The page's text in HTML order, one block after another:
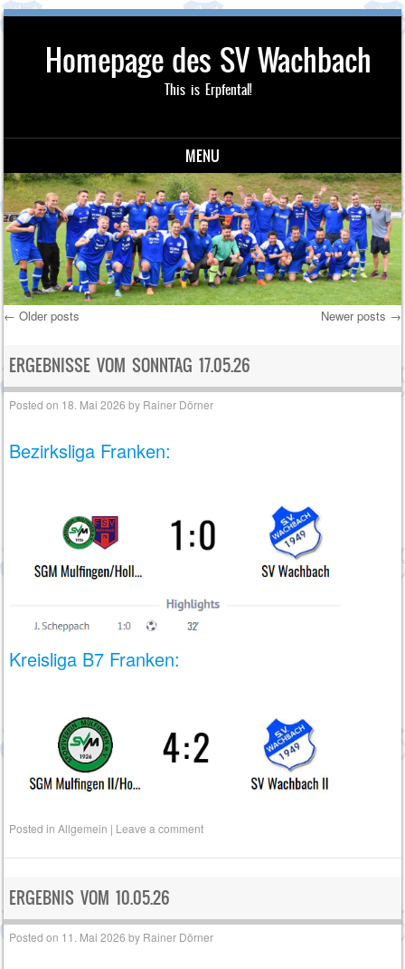
Homepage des SV Wachbach
This is Erpfental!
MENU
Skip to content
Post navigation
← Older posts Newer posts →
ERGEBNISSE VOM SONNTAG 17.05.26
Posted on 18. Mai 2026 by Rainer Dörner
Bezirksliga Franken:
Kreisliga B7 Franken:
Posted inAllgemein | Leave a comment
ERGEBNIS VOM 10.05.26
Posted on 11. Mai 2026 by Rainer Dörner